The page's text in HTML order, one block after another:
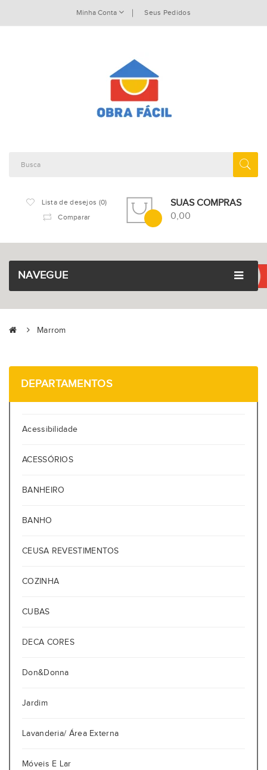
Minha Conta Seus Pedidos
Lista de desejos (0)
Comparar
SUAS COMPRAS
0,00
NAVEGUE
Marrom
DEPARTAMENTOS
Acessibilidade
ACESSÓRIOS
BANHEIRO
BANHO
CEUSA REVESTIMENTOS
COZINHA
CUBAS
DECA CORES
Don&Donna
Jardim
Lavanderia/ Área Externa
Móveis E Lar